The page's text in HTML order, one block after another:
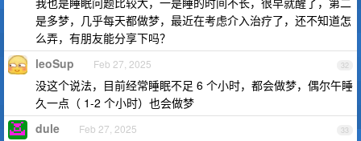
是多梦，几乎每天都做梦，最近在考虑介入治疗了，还不知道怎
么弄，有朋友能分享下吗？
32
leoSup Feb 27, 2025
没这个说法，目前经常睡眠不足 6 个小时，都会做梦，偶尔午睡
久一点（ 1-2 个小时）也会做梦
33
dule Feb 27, 2025